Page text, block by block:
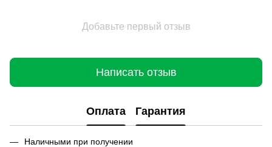
Добавьте первый отзыв
Написать отзыв
Оплата Гарантия
Наличными при получении